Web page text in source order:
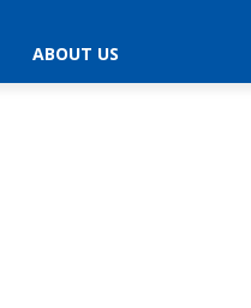
ABOUT US